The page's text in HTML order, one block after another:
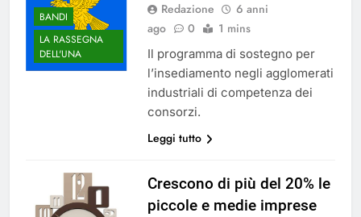
BANDI
LA RASSEGNA
DELL'UNA
Redazione
6 anni
ago
0 1 mins
Il programma di sostegno per
l’insediamento negli agglomerati
industriali di competenza dei
consorzi.
Leggi tutto
Crescono di più del 20% le
piccole e medie imprese